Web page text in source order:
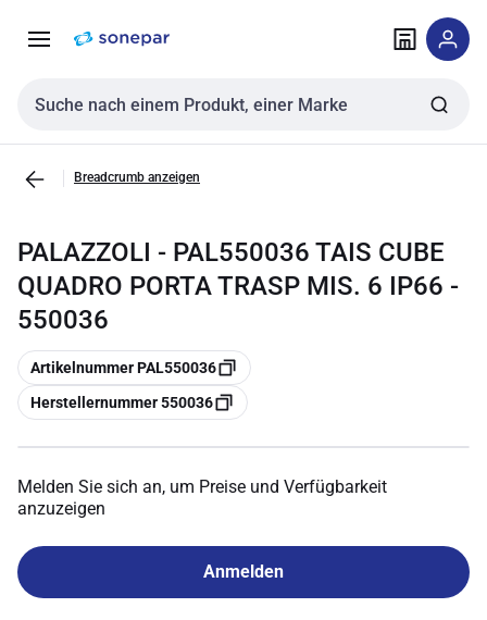
NavigationInhalt
Sucheingabe
Breadcrumb anzeigen
PALAZZOLI - PAL550036 TAIS CUBE
QUADRO PORTA TRASP MIS. 6 IP66 -
550036
Kopieren
Artikelnummer PAL550036
Kopieren
Herstellernummer 550036
Melden Sie sich an, um Preise und Verfügbarkeit
anzuzeigen
Anmelden